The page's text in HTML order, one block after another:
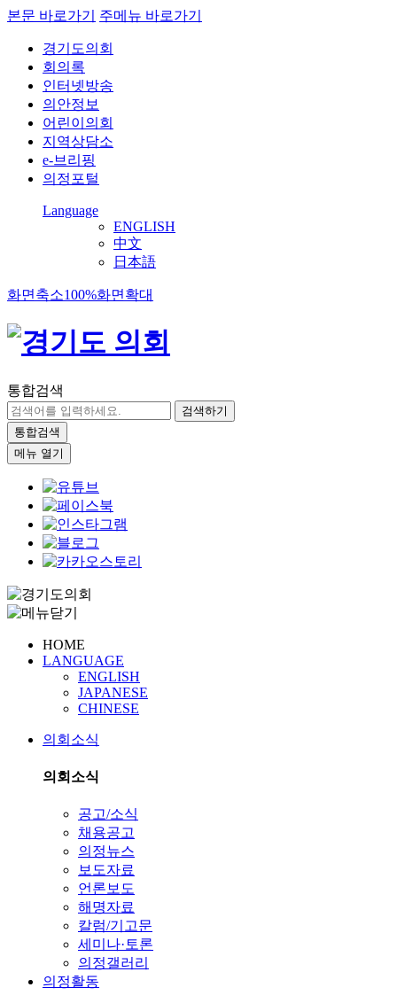
본문 바로가기 주메뉴 바로가기
경기도의회
회의록
인터넷방송
의안정보
어린이의회
지역상담소
e-브리핑
의정포털
Language
ENGLISH
中文
日本語
화면축소100%화면확대
통합검색
검색하기
통합검색
메뉴 열기
HOME
LANGUAGE
ENGLISH
JAPANESE
CHINESE
의회소식
의회소식
공고/소식
채용공고
의정뉴스
보도자료
언론보도
해명자료
칼럼/기고문
세미나·토론
의정갤러리
의정활동